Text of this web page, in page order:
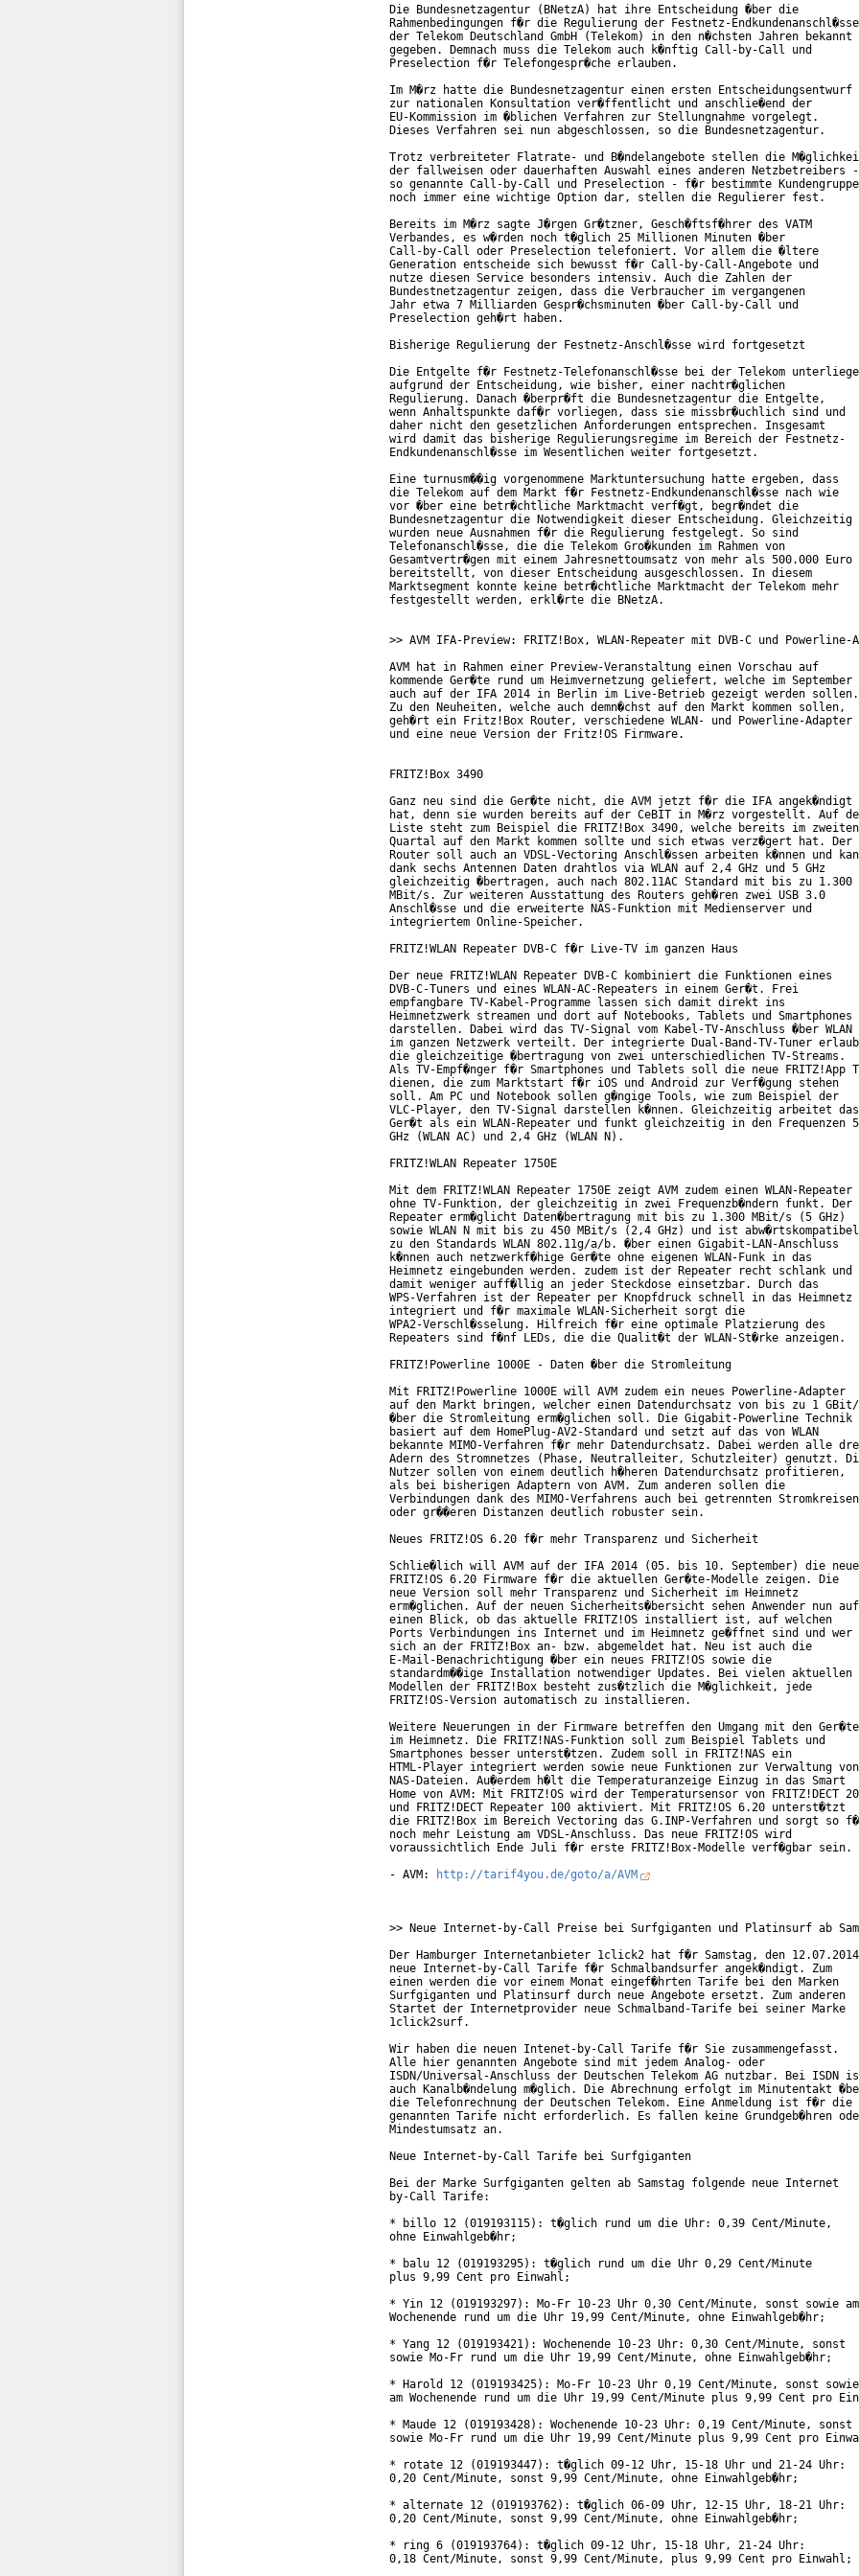
Die Bundesnetzagentur (BNetzA) hat ihre Entscheidung �ber die
Rahmenbedingungen f�r die Regulierung der Festnetz-Endkundenanschl�sse
der Telekom Deutschland GmbH (Telekom) in den n�chsten Jahren bekannt
gegeben. Demnach muss die Telekom auch k�nftig Call-by-Call und
Preselection f�r Telefongespr�che erlauben.
Im M�rz hatte die Bundesnetzagentur einen ersten Entscheidungsentwurf
zur nationalen Konsultation ver�ffentlicht und anschlie�end der
EU-Kommission im �blichen Verfahren zur Stellungnahme vorgelegt.
Dieses Verfahren sei nun abgeschlossen, so die Bundesnetzagentur.
Trotz verbreiteter Flatrate- und B�ndelangebote stellen die
der fallweisen oder dauerhaften Auswahl eines anderen Netzbetreibers -
so genannte Call-by-Call und Preselection - f�r bestimmte
noch immer eine wichtige Option dar, stellen die Regulierer fest.
Bereits im M�rz sagte J�rgen Gr�tzner, Gesch�ftsf�hrer des VATM
Verbandes, es w�rden noch t�glich 25 Millionen Minuten �ber
Call-by-Call oder Preselection telefoniert. Vor allem die �ltere
Generation entscheide sich bewusst f�r Call-by-Call-Angebote und
nutze diesen Service besonders intensiv. Auch die Zahlen der
Bundestnetzagentur zeigen, dass die Verbraucher im vergangenen
Jahr etwa 7 Milliarden Gespr�chsminuten �ber Call-by-Call und
Preselection geh�rt haben.
Bisherige Regulierung der Festnetz-Anschl�sse wird fortgesetzt
Die Entgelte f�r Festnetz-Telefonanschl�sse bei der Telekom
aufgrund der Entscheidung, wie bisher, einer nachtr�glichen
Regulierung. Danach �berpr�ft die Bundesnetzagentur die Entgelte,
wenn Anhaltspunkte daf�r vorliegen, dass sie missbr�uchlich sind und
daher nicht den gesetzlichen Anforderungen entsprechen. Insgesamt
wird damit das bisherige Regulierungsregime im Bereich der Festnetz-
Endkundenanschl�sse im Wesentlichen weiter fortgesetzt.
Eine turnusm��ig vorgenommene Marktuntersuchung hatte ergeben, dass
die Telekom auf dem Markt f�r Festnetz-Endkundenanschl�sse nach wie
vor �ber eine betr�chtliche Marktmacht verf�gt, begr�ndet die
Bundesnetzagentur die Notwendigkeit dieser Entscheidung. Gleichzeitig
wurden neue Ausnahmen f�r die Regulierung festgelegt. So sind
Telefonanschl�sse, die die Telekom Gro�kunden im Rahmen von
Gesamtvertr�gen mit einem Jahresnettoumsatz von mehr als 500.000 Euro
bereitstellt, von dieser Entscheidung ausgeschlossen. In diesem
Marktsegment konnte keine betr�chtliche Marktmacht der Telekom mehr
festgestellt werden, erkl�rte die BNetzA.
>> AVM IFA-Preview: FRITZ!Box, WLAN-Repeater mit DVB-C und Powerline-
AVM hat in Rahmen einer Preview-Veranstaltung einen Vorschau auf
kommende Ger�te rund um Heimvernetzung geliefert, welche im September
auch auf der IFA 2014 in Berlin im Live-Betrieb gezeigt werden sollen.
Zu den Neuheiten, welche auch demn�chst auf den Markt kommen sollen,
geh�rt ein Fritz!Box Router, verschiedene WLAN- und Powerline-Adapter
und eine neue Version der Fritz!OS Firmware.
FRITZ!Box 3490
Ganz neu sind die Ger�te nicht, die AVM jetzt f�r die IFA angek�ndigt
hat, denn sie wurden bereits auf der CeBIT in M�rz vorgestellt. Auf
Liste steht zum Beispiel die FRITZ!Box 3490, welche bereits im zweiten
Quartal auf den Markt kommen sollte und sich etwas verz�gert hat. Der
Router soll auch an VDSL-Vectoring Anschl�ssen arbeiten k�nnen und
dank sechs Antennen Daten drahtlos via WLAN auf 2,4 GHz und 5 GHz
gleichzeitig �bertragen, auch nach 802.11AC Standard mit bis zu 1.300
MBit/s. Zur weiteren Ausstattung des Routers geh�ren zwei USB 3.0
Anschl�sse und die erweiterte NAS-Funktion mit Medienserver und
integriertem Online-Speicher.
FRITZ!WLAN Repeater DVB-C f�r Live-TV im ganzen Haus
Der neue FRITZ!WLAN Repeater DVB-C kombiniert die Funktionen eines
DVB-C-Tuners und eines WLAN-AC-Repeaters in einem Ger�t. Frei
empfangbare TV-Kabel-Programme lassen sich damit direkt ins
Heimnetzwerk streamen und dort auf Notebooks, Tablets und Smartphones
darstellen. Dabei wird das TV-Signal vom Kabel-TV-Anschluss �ber WLAN
im ganzen Netzwerk verteilt. Der integrierte Dual-Band-TV-Tuner
die gleichzeitige �bertragung von zwei unterschiedlichen TV-Streams.
Als TV-Empf�nger f�r Smartphones und Tablets soll die neue FRITZ!App
dienen, die zum Marktstart f�r iOS und Android zur Verf�gung stehen
soll. Am PC und Notebook sollen g�ngige Tools, wie zum Beispiel der
VLC-Player, den TV-Signal darstellen k�nnen. Gleichzeitig arbeitet das
Ger�t als ein WLAN-Repeater und funkt gleichzeitig in den Frequenzen 5
GHz (WLAN AC) und 2,4 GHz (WLAN N).
FRITZ!WLAN Repeater 1750E
Mit dem FRITZ!WLAN Repeater 1750E zeigt AVM zudem einen WLAN-Repeater
ohne TV-Funktion, der gleichzeitig in zwei Frequenzb�ndern funkt. Der
Repeater erm�glicht Daten�bertragung mit bis zu 1.300 MBit/s (5 GHz)
sowie WLAN N mit bis zu 450 MBit/s (2,4 GHz) und ist abw�rtskompatibel
zu den Standards WLAN 802.11g/a/b. �ber einen Gigabit-LAN-Anschluss
k�nnen auch netzwerkf�hige Ger�te ohne eigenen WLAN-Funk in das
Heimnetz eingebunden werden. zudem ist der Repeater recht schlank und
damit weniger auff�llig an jeder Steckdose einsetzbar. Durch das
WPS-Verfahren ist der Repeater per Knopfdruck schnell in das Heimnetz
integriert und f�r maximale WLAN-Sicherheit sorgt die
WPA2-Verschl�sselung. Hilfreich f�r eine optimale Platzierung des
Repeaters sind f�nf LEDs, die die Qualit�t der WLAN-St�rke anzeigen.
FRITZ!Powerline 1000E - Daten �ber die Stromleitung
Mit FRITZ!Powerline 1000E will AVM zudem ein neues Powerline-Adapter
auf den Markt bringen, welcher einen Datendurchsatz von bis zu 1
�ber die Stromleitung erm�glichen soll. Die Gigabit-Powerline Technik
basiert auf dem HomePlug-AV2-Standard und setzt auf das von WLAN
bekannte MIMO-Verfahren f�r mehr Datendurchsatz. Dabei werden alle
Adern des Stromnetzes (Phase, Neutralleiter, Schutzleiter) genutzt.
Nutzer sollen von einem deutlich h�heren Datendurchsatz profitieren,
als bei bisherigen Adaptern von AVM. Zum anderen sollen die
Verbindungen dank des MIMO-Verfahrens auch bei getrennten Stromkreisen
oder gr��eren Distanzen deutlich robuster sein.
Neues FRITZ!OS 6.20 f�r mehr Transparenz und Sicherheit
Schlie�lich will AVM auf der IFA 2014 (05. bis 10. September) die neue
FRITZ!OS 6.20 Firmware f�r die aktuellen Ger�te-Modelle zeigen. Die
neue Version soll mehr Transparenz und Sicherheit im Heimnetz
erm�glichen. Auf der neuen Sicherheits�bersicht sehen Anwender nun auf
einen Blick, ob das aktuelle FRITZ!OS installiert ist, auf welchen
Ports Verbindungen ins Internet und im Heimnetz ge�ffnet sind und wer
sich an der FRITZ!Box an- bzw. abgemeldet hat. Neu ist auch die
E-Mail-Benachrichtigung �ber ein neues FRITZ!OS sowie die
standardm��ige Installation notwendiger Updates. Bei vielen aktuellen
Modellen der FRITZ!Box besteht zus�tzlich die M�glichkeit, jede
FRITZ!OS-Version automatisch zu installieren.
Weitere Neuerungen in der Firmware betreffen den Umgang mit den
im Heimnetz. Die FRITZ!NAS-Funktion soll zum Beispiel Tablets und
Smartphones besser unterst�tzen. Zudem soll in FRITZ!NAS ein
HTML-Player integriert werden sowie neue Funktionen zur Verwaltung von
NAS-Dateien. Au�erdem h�lt die Temperaturanzeige Einzug in das Smart
Home von AVM: Mit FRITZ!OS wird der Temperatursensor von FRITZ!DECT
und FRITZ!DECT Repeater 100 aktiviert. Mit FRITZ!OS 6.20 unterst�tzt
die FRITZ!Box im Bereich Vectoring das G.INP-Verfahren und sorgt so
noch mehr Leistung am VDSL-Anschluss. Das neue FRITZ!OS wird
voraussichtlich Ende Juli f�r erste FRITZ!Box-Modelle verf�gbar sein.
- AVM:
http://tarif4you.de/goto/a/AVM
>> Neue Internet-by-Call Preise bei Surfgiganten und Platinsurf ab
Der Hamburger Internetanbieter 1click2 hat f�r Samstag, den
neue Internet-by-Call Tarife f�r Schmalbandsurfer angek�ndigt. Zum
einen werden die vor einem Monat eingef�hrten Tarife bei den Marken
Surfgiganten und Platinsurf durch neue Angebote ersetzt. Zum anderen
Startet der Internetprovider neue Schmalband-Tarife bei seiner Marke
1click2surf.
Wir haben die neuen Intenet-by-Call Tarife f�r Sie zusammengefasst.
Alle hier genannten Angebote sind mit jedem Analog- oder
ISDN/Universal-Anschluss der Deutschen Telekom AG nutzbar. Bei ISDN
auch Kanalb�ndelung m�glich. Die Abrechnung erfolgt im Minutentakt
die Telefonrechnung der Deutschen Telekom. Eine Anmeldung ist f�r die
genannten Tarife nicht erforderlich. Es fallen keine Grundgeb�hren
Mindestumsatz an.
Neue Internet-by-Call Tarife bei Surfgiganten
Bei der Marke Surfgiganten gelten ab Samstag folgende neue Internet
by-Call Tarife:
* billo 12 (019193115): t�glich rund um die Uhr: 0,39 Cent/Minute,
ohne Einwahlgeb�hr;
* balu 12 (019193295): t�glich rund um die Uhr 0,29 Cent/Minute
plus 9,99 Cent pro Einwahl;
* Yin 12 (019193297): Mo-Fr 10-23 Uhr 0,30 Cent/Minute, sonst sowie am
Wochenende rund um die Uhr 19,99 Cent/Minute, ohne Einwahlgeb�hr;
* Yang 12 (019193421): Wochenende 10-23 Uhr: 0,30 Cent/Minute, sonst
sowie Mo-Fr rund um die Uhr 19,99 Cent/Minute, ohne Einwahlgeb�hr;
* Harold 12 (019193425): Mo-Fr 10-23 Uhr 0,19 Cent/Minute, sonst sowie
am Wochenende rund um die Uhr 19,99 Cent/Minute plus 9,99 Cent pro
* Maude 12 (019193428): Wochenende 10-23 Uhr: 0,19 Cent/Minute, sonst
sowie Mo-Fr rund um die Uhr 19,99 Cent/Minute plus 9,99 Cent pro
* rotate 12 (019193447): t�glich 09-12 Uhr, 15-18 Uhr und 21-24 Uhr:
0,20 Cent/Minute, sonst 9,99 Cent/Minute, ohne Einwahlgeb�hr;
* alternate 12 (019193762): t�glich 06-09 Uhr, 12-15 Uhr, 18-21 Uhr:
0,20 Cent/Minute, sonst 9,99 Cent/Minute, ohne Einwahlgeb�hr;
* ring 6 (019193764): t�glich 09-12 Uhr, 15-18 Uhr, 21-24 Uhr:
0,18 Cent/Minute, sonst 9,99 Cent/Minute, plus 9,99 Cent pro Einwahl;